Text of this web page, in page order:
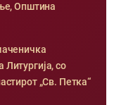
Општина
Литургија, со
„Св. Петка“